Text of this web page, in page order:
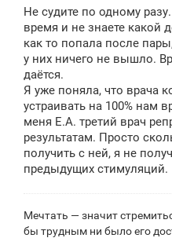
Не судите по одному
время и не знаете какой
как то попала после
у них ничего не вышло.
даётся.
Я уже поняла, что врача
устраивать на 100% нам
меня Е.А. третий врач
результатам. Просто
получить с ней, я не
предыдущих стимуляций.
Мечтать — значит
бы трудным ни было его